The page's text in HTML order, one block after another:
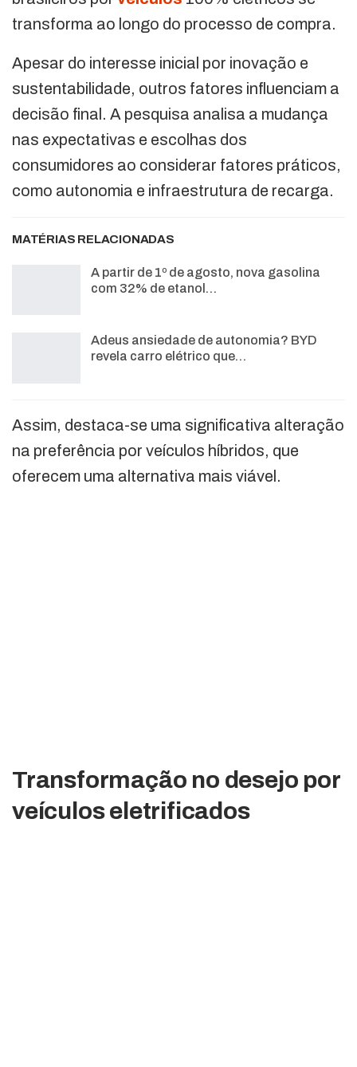
transforma ao longo do processo de compra.
Apesar do interesse inicial por inovação e
sustentabilidade, outros fatores influenciam a
decisão final. A pesquisa analisa a mudança
nas expectativas e escolhas dos
consumidores ao considerar fatores práticos,
como autonomia e infraestrutura de recarga.
MATÉRIAS RELACIONADAS
A partir de 1º de agosto, nova gasolina
com 32% de etanol…
Adeus ansiedade de autonomia? BYD
revela carro elétrico que…
Assim, destaca-se uma significativa alteração
na preferência por veículos híbridos, que
oferecem uma alternativa mais viável.
Transformação no desejo por
veículos eletrificados